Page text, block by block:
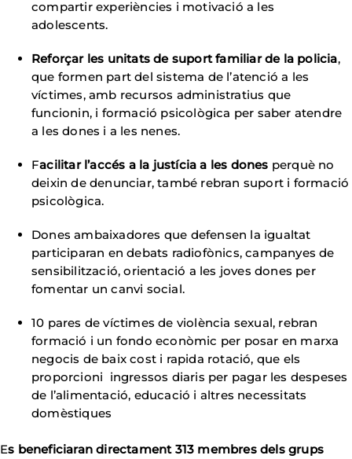
compartir experiències i motivació a les
adolescents.
Reforçar les unitats de suport familiar de la policia,
que formen part del sistema de l’atenció a les
víctimes, amb recursos administratius que
funcionin, i formació psicològica per saber atendre
a les dones i a les nenes.
Facilitar l’accés a la justícia a les dones perquè no
deixin de denunciar, també rebran suport i formació
psicològica.
Dones ambaixadores que defensen la igualtat
participaran en debats radiofònics, campanyes de
sensibilització, orientació a les joves dones per
fomentar un canvi social.
10 pares de víctimes de violència sexual, rebran
formació i un fondo econòmic per posar en marxa
negocis de baix cost i rapida rotació, que els
proporcioni ingressos diaris per pagar les despeses
de l’alimentació, educació i altres necessitats
domèstiques
Es beneficiaran directament 313 membres dels grups